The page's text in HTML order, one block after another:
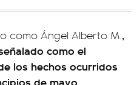
como Ángel Alberto M.,
como el
los hechos ocurridos
de mayo.